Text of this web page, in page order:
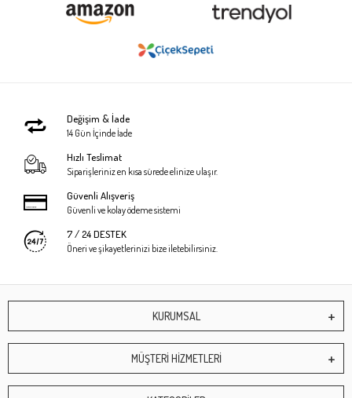
Değişim & İade
14 Gün İçinde İade
Hızlı Teslimat
Siparişleriniz en kısa sürede elinize ulaşır.
Güvenli Alışveriş
Güvenli ve kolay ödeme sistemi
7 / 24 DESTEK
Öneri ve şikayetlerinizi bize iletebilirsiniz.
KURUMSAL
MÜŞTERİ HİZMETLERİ